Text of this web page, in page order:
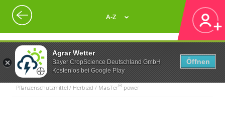
Agrar Wetter
Bayer CropScience Deutschland GmbH
Kostenlos bei Google Play
Öffnen
A-Z
Pflanzenschutzmittel / Herbizid / MaisTer® power